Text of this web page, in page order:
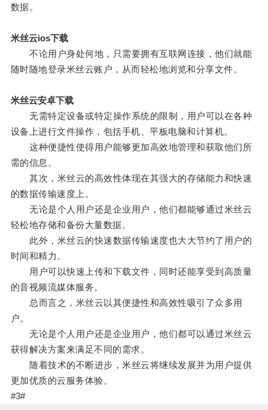
数据。
米丝云ios下载
不论用户身处何地，只需要拥有互联网连接，他们就能
随时随地登录米丝云账户，从而轻松地浏览和分享文件。
米丝云安卓下载
无需特定设备或特定操作系统的限制，用户可以在各种
设备上进行文件操作，包括手机、平板电脑和计算机。
这种便捷性使得用户能够更加高效地管理和获取他们所
需的信息。
其次，米丝云的高效性体现在其强大的存储能力和快速
的数据传输速度上。
无论是个人用户还是企业用户，他们都能够通过米丝云
轻松地存储和备份大量数据。
此外，米丝云的快速数据传输速度也大大节约了用户的
时间和精力。
用户可以快速上传和下载文件，同时还能享受到高质量
的音视频流媒体服务。
总而言之，米丝云以其便捷性和高效性吸引了众多用
户。
无论是个人用户还是企业用户，他们都可以通过米丝云
获得解决方案来满足不同的需求。
随着技术的不断进步，米丝云将继续发展并为用户提供
更加优质的云服务体验。
#3#